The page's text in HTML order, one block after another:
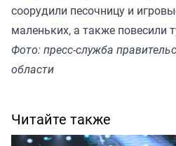
соорудили песочницу и
маленьких, а также повесили
Фото: пресс-служба
области
Читайте также